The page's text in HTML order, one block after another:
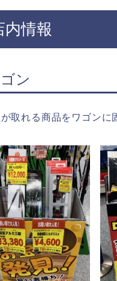
内情報
ン
取れる商品をワゴンに